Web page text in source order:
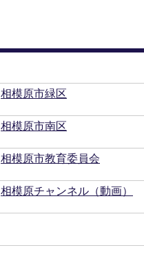
相模原市緑区
相模原市南区
相模原市教育委員会
相模原チャンネル（動画）